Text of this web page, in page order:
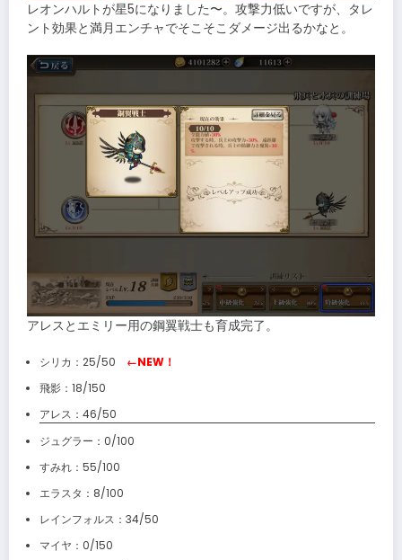
レオンハルトが星5になりました〜。攻撃力低いですが、タレ
ント効果と満月エンチャでそこそこダメージ出るかなと。
アレスとエミリー用の鋼翼戦士も育成完了。
シリカ：25/50 ←NEW！
飛影：18/150
アレス：46/50
ジュグラー：0/100
すみれ：55/100
エラスタ：8/100
レインフォルス：34/50
マイヤ：0/150